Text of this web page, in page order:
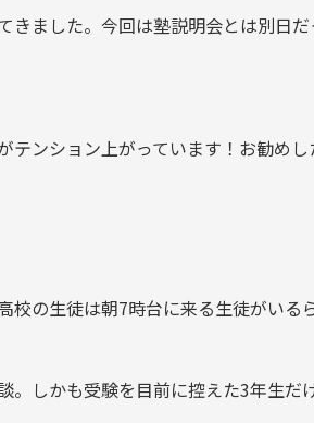
きました。今回は塾説明会とは別日
テンション上がっています！お勧めし
校の生徒は朝7時台に来る生徒がいる
。しかも受験を目前に控えた3年生だ